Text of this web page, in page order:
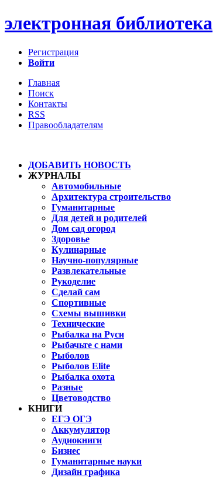
электронная библиотека
Регистрация
Войти
Главная
Поиск
Контакты
RSS
Правообладателям
ДОБАВИТЬ НОВОСТЬ
ЖУРНАЛЫ
Автомобильные
Архитектура строительство
Гуманитарные
Для детей и родителей
Дом сад огород
Здоровье
Кулинарные
Научно-популярные
Развлекательные
Рукоделие
Сделай сам
Спортивные
Схемы вышивки
Технические
Рыбалка на Руси
Рыбачьте с нами
Рыболов
Рыболов Elite
Рыбалка охота
Разные
Цветоводство
КНИГИ
ЕГЭ ОГЭ
Аккумулятор
Аудиокниги
Бизнес
Гуманитарные науки
Дизайн графика